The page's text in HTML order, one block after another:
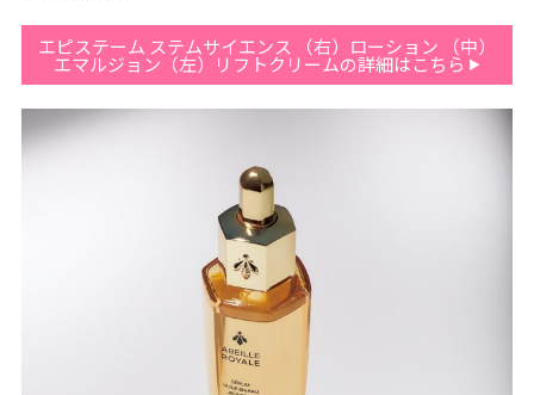
エピステーム ステムサイエンス （右）ローション （中）
エマルジョン（左）リフトクリームの詳細はこちら